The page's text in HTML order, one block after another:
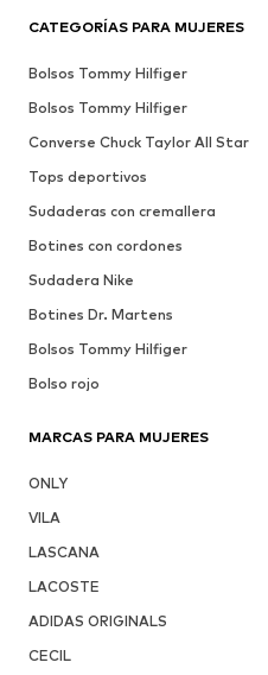
CATEGORÍAS PARA MUJERES
Bolsos Tommy Hilfiger
Bolsos Tommy Hilfiger
Converse Chuck Taylor All Star
Tops deportivos
Sudaderas con cremallera
Botines con cordones
Sudadera Nike
Botines Dr. Martens
Bolsos Tommy Hilfiger
Bolso rojo
MARCAS PARA MUJERES
ONLY
VILA
LASCANA
LACOSTE
ADIDAS ORIGINALS
CECIL